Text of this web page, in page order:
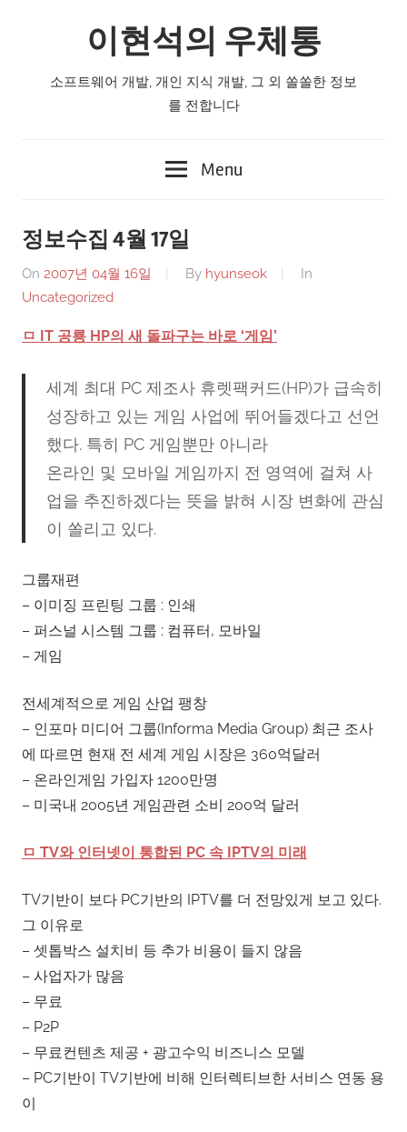
이현석의 우체통
소프트웨어 개발, 개인 지식 개발, 그 외 쏠쏠한 정보
를 전합니다
Menu
정보수집 4월 17일
On 2007년 04월 16일 By hyunseok
In
Uncategorized
ㅁ IT 공룡 HP의 새 돌파구는 바로 ‘게임’
세계 최대 PC 제조사 휴렛팩커드(HP)가 급속히
성장하고 있는 게임 사업에 뛰어들겠다고 선언
했다. 특히 PC 게임뿐만 아니라
온라인 및 모바일 게임까지 전 영역에 걸쳐 사
업을 추진하겠다는 뜻을 밝혀 시장 변화에 관심
이 쏠리고 있다.
그룹재편
– 이미징 프린팅 그룹 : 인쇄
– 퍼스널 시스템 그룹 : 컴퓨터, 모바일
– 게임
전세계적으로 게임 산업 팽창
– 인포마 미디어 그룹(Informa Media Group) 최근 조사
에 따르면 현재 전 세계 게임 시장은 360억달러
– 온라인게임 가입자 1200만명
– 미국내 2005년 게임관련 소비 200억 달러
ㅁ TV와 인터넷이 통합된 PC 속 IPTV의 미래
TV기반이 보다 PC기반의 IPTV를 더 전망있게 보고 있다.
그 이유로
– 셋톱박스 설치비 등 추가 비용이 들지 않음
– 사업자가 많음
– 무료
– P2P
– 무료컨텐츠 제공 + 광고수익 비즈니스 모델
– PC기반이 TV기반에 비해 인터렉티브한 서비스 연동 용
이